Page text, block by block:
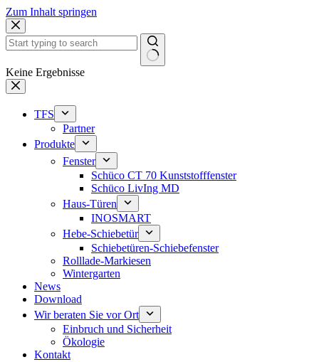
Zum Inhalt springen
Keine Ergebnisse
TFS
Partner
Produkte
Fenster
Schüco CT 70 Kunststofffenster
Schüco LivIng MD
Haus-Türen
INOSMART
Hebe-Schiebetür
Schiebetüren-Schiebefenster
Rolllade-Markiesen
Wintergarten
News
Download
Wir beraten Sie vor Ort
Einbruch und Sicherheit
Ökologie
Kontakt